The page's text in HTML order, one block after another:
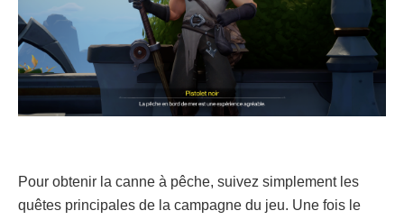
Pour obtenir la canne à pêche, suivez simplement les
quêtes principales de la campagne du jeu. Une fois le